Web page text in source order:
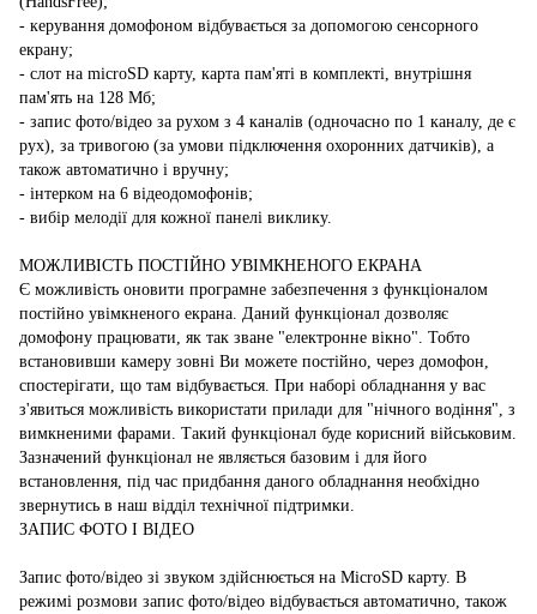
- керування домофоном відбувається за допомогою сенсорного
екрану;
- слот на microSD карту, карта пам'яті в комплекті, внутрішня
пам'ять на 128 Мб;
- запис фото/відео за рухом з 4 каналів (одночасно по 1 каналу, де є
рух), за тривогою (за умови підключення охоронних датчиків), а
також автоматично і вручну;
- інтерком на 6 відеодомофонів;
- вибір мелодії для кожної панелі виклику.
МОЖЛИВІСТЬ ПОСТІЙНО УВІМКНЕНОГО ЕКРАНА
Є можливість оновити програмне забезпечення з функціоналом
постійно увімкненого екрана. Даний функціонал дозволяє
домофону працювати, як так зване "електронне вікно". Тобто
встановивши камеру зовні Ви можете постійно, через домофон,
спостерігати, що там відбувається. При наборі обладнання у вас
з'явиться можливість використати прилади для "нічного водіння", з
вимкненими фарами. Такий функціонал буде корисний військовим.
Зазначений функціонал не являється базовим і для його
встановлення, під час придбання даного обладнання необхідно
звернутись в наш відділ технічної підтримки.
ЗАПИС ФОТО І ВІДЕО
Запис фото/відео зі звуком здійснюється на MicroSD карту. В
режимі розмови запис фото/відео відбувається автоматично, також